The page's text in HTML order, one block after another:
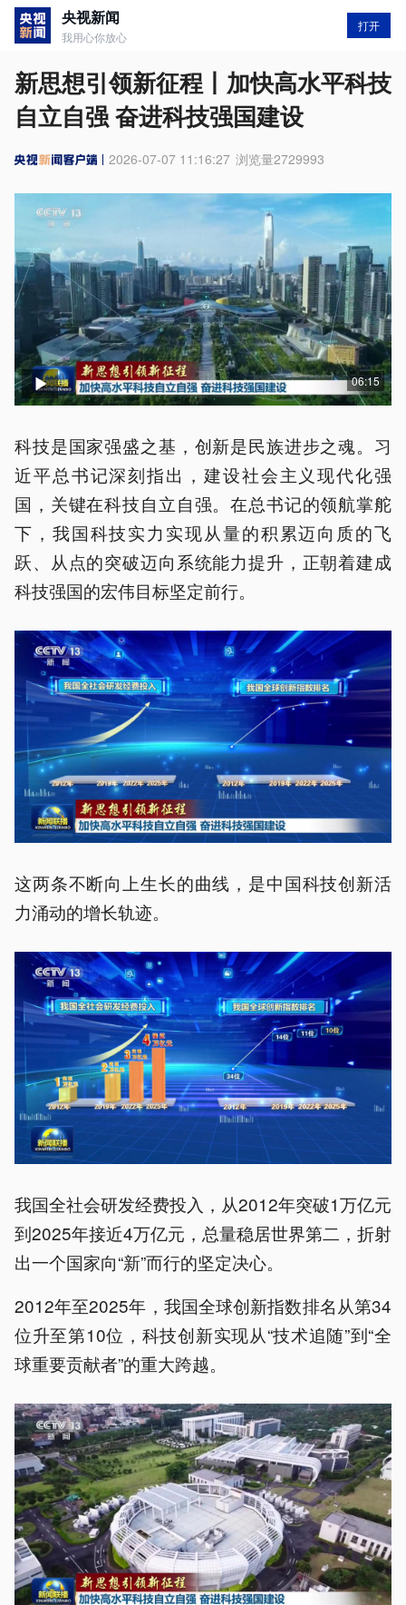
央视新闻
我用心你放心
打开
新思想引领新征程丨加快高水平科技
自立自强 奋进科技强国建设
2026-07-07 11:16:27 浏览量2729993
06:15
科技是国家强盛之基，创新是民族进步之魂。习
近平总书记深刻指出，建设社会主义现代化强
国，关键在科技自立自强。在总书记的领航掌舵
下，我国科技实力实现从量的积累迈向质的飞
跃、从点的突破迈向系统能力提升，正朝着建成
科技强国的宏伟目标坚定前行。
这两条不断向上生长的曲线，是中国科技创新活
力涌动的增长轨迹。
我国全社会研发经费投入，从2012年突破1万亿元
到2025年接近4万亿元，总量稳居世界第二，折射
出一个国家向“新”而行的坚定决心。
2012年至2025年，我国全球创新指数排名从第34
位升至第10位，科技创新实现从“技术追随”到“全
球重要贡献者”的重大跨越。